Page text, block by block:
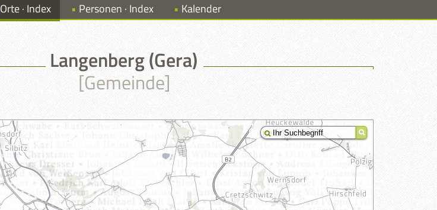
Orte · Index Personen · Index Kalender
Langenberg (Gera)
[Gemeinde]